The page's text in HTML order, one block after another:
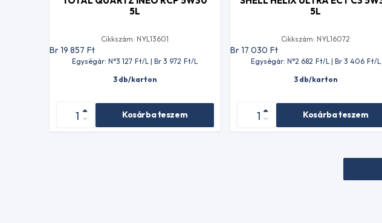
5L
Cikkszám: NYL13601
Br 19 857 Ft
Egységár: N°3 127 Ft/L | Br 3 972 Ft/L
3 db/karton
Kosárba teszem
5L
Cikkszám: NYL16072
Br 17 030 Ft
Egységár: N°2 682 Ft/L | Br 3 406 Ft/L
3 db/karton
Kosárba teszem